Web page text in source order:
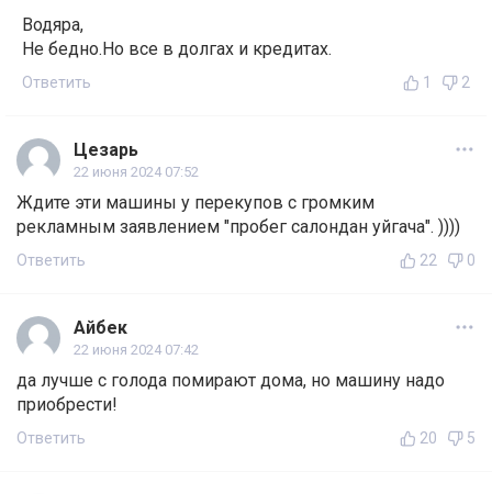
Водяра,
Не бедно.Но все в долгах и кредитах.
Ответить 1 2
Цезарь
22 июня 2024 07:52
Ждите эти машины у перекупов с громким
рекламным заявлением "пробег салондан уйгача". ))))
Ответить 22 0
Айбек
22 июня 2024 07:42
да лучше с голода помирают дома, но машину надо
приобрести!
Ответить 20 5